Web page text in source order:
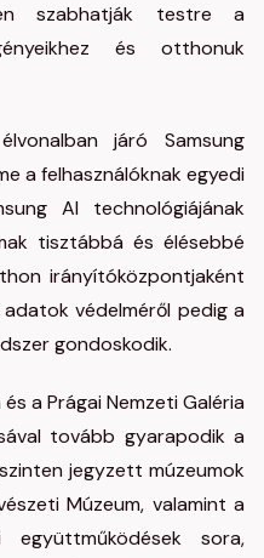
szabhatják testre a
és otthonuk
járó Samsung
a felhasználóknak egyedi
AI technológiájának
tisztábbá és élésebbé
irányítóközpontjaként
védelméről pedig a
gondoskodik.
a Prágai Nemzeti Galéria
tovább gyarapodik a
jegyzett múzeumok
Múzeum, valamint a
sora,